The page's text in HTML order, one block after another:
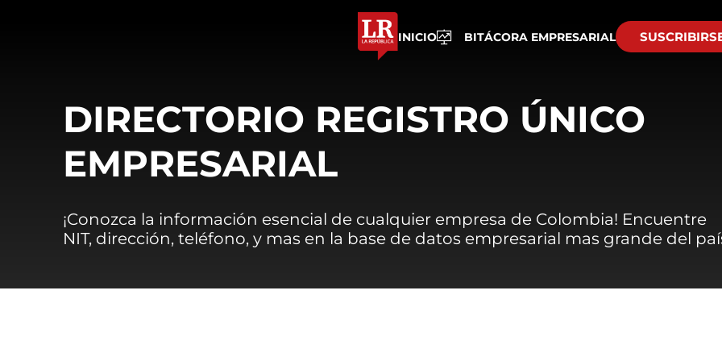
INICIO BITÁCORA EMPRESARIAL
DIRECTORIO REGISTRO ÚNICO
EMPRESARIAL
¡Conozca la información esencial de cualquier empresa de Colombia! Encuentre
NIT, dirección, teléfono, y mas en la base de datos empresarial mas grande del